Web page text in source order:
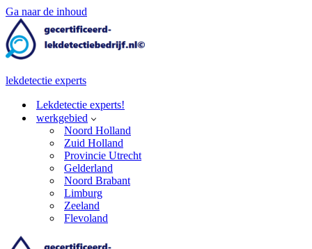
Ga naar de inhoud
lekdetectie experts
Lekdetectie experts!
werkgebied
Noord Holland
Zuid Holland
Provincie Utrecht
Gelderland
Noord Brabant
Limburg
Zeeland
Flevoland